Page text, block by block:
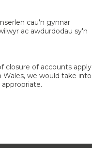
cau'n gynnar
ac awdurdodau sy'n
closure of accounts apply
we would take into